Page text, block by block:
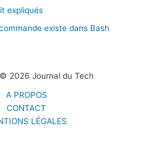
expliqués
existe dans Bash
2026 Journal du Tech
A PROPOS
CONTACT
LÉGALES